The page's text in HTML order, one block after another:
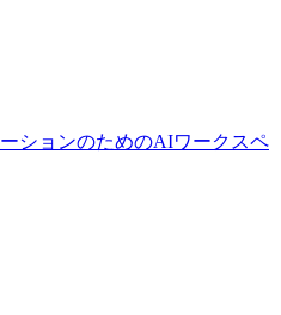
ションのためのAIワークスペ